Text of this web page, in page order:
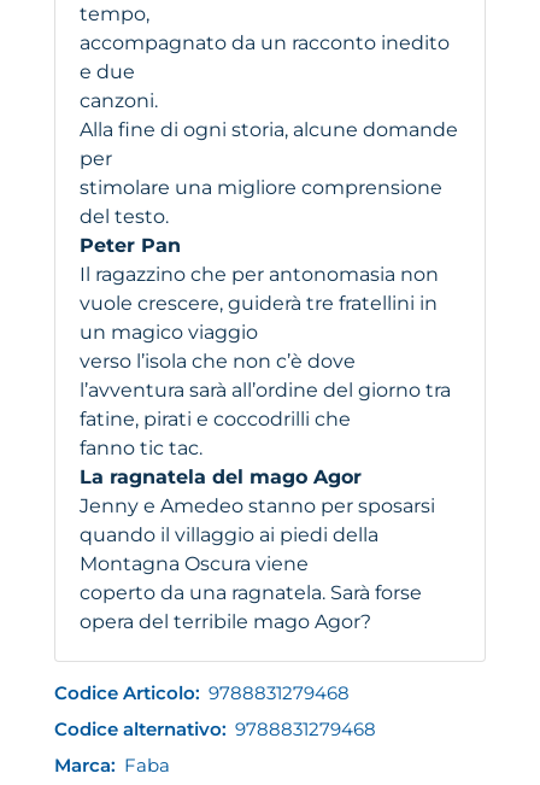
tempo,
accompagnato da un racconto inedito
e due
canzoni.
Alla fine di ogni storia, alcune domande
per
stimolare una migliore comprensione
del testo.
Peter Pan
Il ragazzino che per antonomasia non
vuole crescere, guiderà tre fratellini in
un magico viaggio
verso l’isola che non c’è dove
l’avventura sarà all’ordine del giorno tra
fatine, pirati e coccodrilli che
fanno tic tac.
La ragnatela del mago Agor
Jenny e Amedeo stanno per sposarsi
quando il villaggio ai piedi della
Montagna Oscura viene
coperto da una ragnatela. Sarà forse
opera del terribile mago Agor?
Codice Articolo: 9788831279468
Codice alternativo: 9788831279468
Marca: Faba